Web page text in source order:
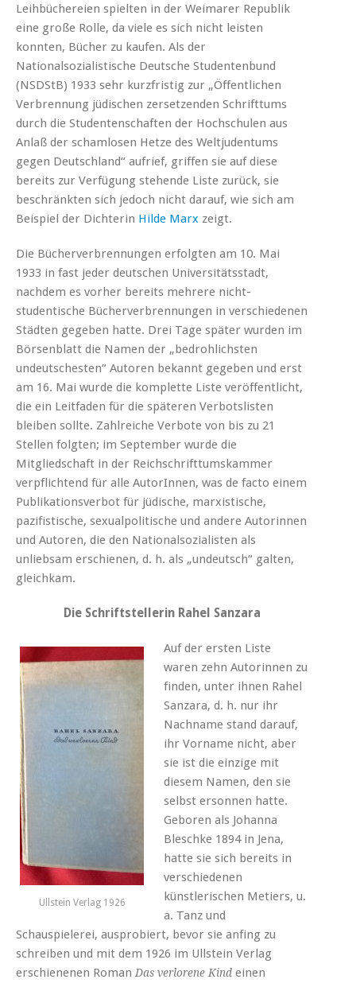
Leihbüchereien spielten in der Weimarer Republik
eine große Rolle, da viele es sich nicht leisten
konnten, Bücher zu kaufen. Als der
Nationalsozialistische Deutsche Studentenbund
(NSDStB) 1933 sehr kurzfristig zur „Öffentlichen
Verbrennung jüdischen zersetzenden Schrifttums
durch die Studentenschaften der Hochschulen aus
Anlaß der schamlosen Hetze des Weltjudentums
gegen Deutschland“ aufrief, griffen sie auf diese
bereits zur Verfügung stehende Liste zurück, sie
beschränkten sich jedoch nicht darauf, wie sich am
Beispiel der Dichterin Hilde Marx zeigt.
Die Bücherverbrennungen erfolgten am 10. Mai
1933 in fast jeder deutschen Universitätsstadt,
nachdem es vorher bereits mehrere nicht-
studentische Bücherverbrennungen in verschiedenen
Städten gegeben hatte. Drei Tage später wurden im
Börsenblatt die Namen der „bedrohlichsten
undeutschesten“ Autoren bekannt gegeben und erst
am 16. Mai wurde die komplette Liste veröffentlicht,
die ein Leitfaden für die späteren Verbotslisten
bleiben sollte. Zahlreiche Verbote von bis zu 21
Stellen folgten; im September wurde die
Mitgliedschaft in der Reichschrifttumskammer
verpflichtend für alle AutorInnen, was de facto einem
Publikationsverbot für jüdische, marxistische,
pazifistische, sexualpolitische und andere Autorinnen
und Autoren, die den Nationalsozialisten als
unliebsam erschienen, d. h. als „undeutsch“ galten,
gleichkam.
Die Schriftstellerin Rahel Sanzara
Ullstein Verlag 1926
Auf der ersten Liste
waren zehn Autorinnen zu
finden, unter ihnen Rahel
Sanzara, d. h. nur ihr
Nachname stand darauf,
ihr Vorname nicht, aber
sie ist die einzige mit
diesem Namen, den sie
selbst ersonnen hatte.
Geboren als Johanna
Bleschke 1894 in Jena,
hatte sie sich bereits in
verschiedenen
künstlerischen Metiers, u.
a. Tanz und
Schauspielerei, ausprobiert, bevor sie anfing zu
schreiben und mit dem 1926 im Ullstein Verlag
erschienenen Roman Das verlorene Kind einen